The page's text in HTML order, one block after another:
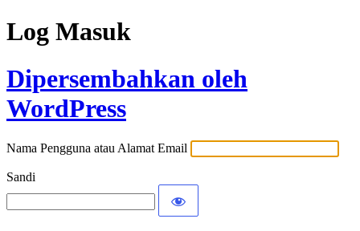
Log Masuk
Dipersembahkan oleh
WordPress
Nama Pengguna atau Alamat Email
Sandi